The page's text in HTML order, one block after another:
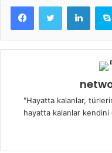
"Hayatta kalanlar,
hayatta kalanlar